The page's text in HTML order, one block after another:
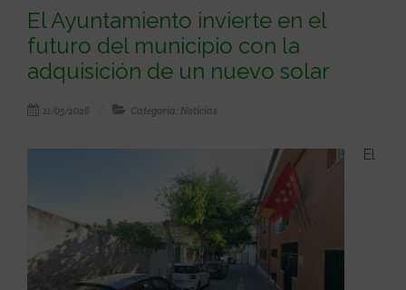
El Ayuntamiento invierte en el
futuro del municipio con la
adquisición de un nuevo solar
11/05/2026 Categoría: Noticias
El